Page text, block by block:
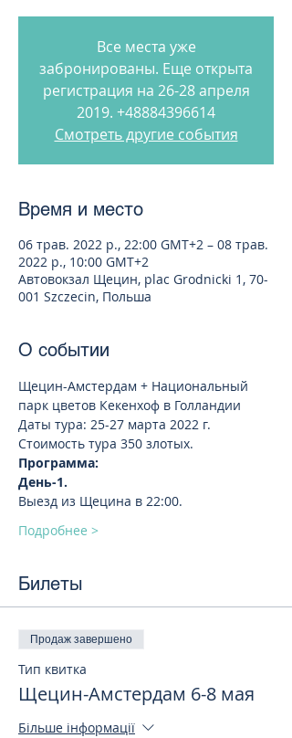
Все места уже
забронированы. Еще открыта
регистрация на 26-28 апреля
2019. +48884396614
Смотреть другие события
Время и место
06 трав. 2022 р., 22:00 GMT+2 – 08 трав.
2022 р., 10:00 GMT+2
Автовокзал Щецин, plac Grodnicki 1, 70-
001 Szczecin, Польша
О событии
Щецин-Амстердам + Национальный
парк цветов Кекенхоф в Голландии
Даты тура: 25-27 марта 2022 г.
Стоимость тура 350 злотых.
Программа:
День-1.
Выезд из Щецина в 22:00.
Подробнее >
Билеты
Продаж завершено
Тип квитка
Щецин-Амстердам 6-8 мая
Більше інформації